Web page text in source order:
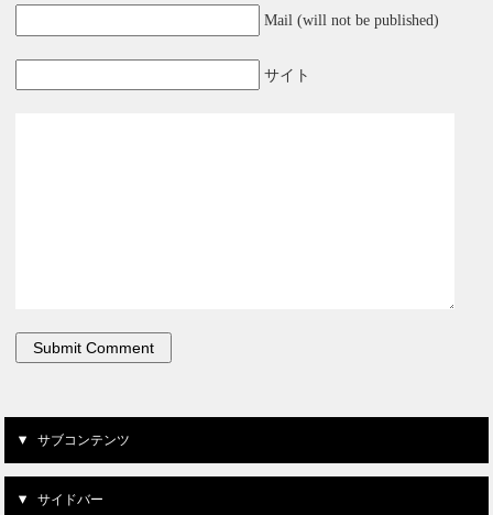
Mail (will not be published)
サイト
サブコンテンツ
サイドバー